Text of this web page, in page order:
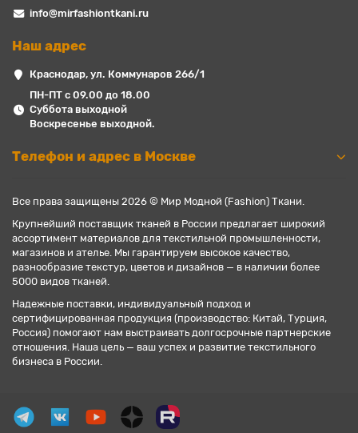
info@mirfashiontkani.ru
Наш адрес
Краснодар, ул. Коммунаров 266/1
ПН-ПТ с 09.00 до 18.00
Суббота выходной
Воскресенье выходной.
Телефон и адрес в Москве
Все права защищены 2026 © Мир Модной (Fashion) Ткани.
Крупнейший поставщик тканей в России предлагает широкий
ассортимент материалов для текстильной промышленности,
магазинов и ателье. Мы гарантируем высокое качество,
разнообразие текстур, цветов и дизайнов — в наличии более
5000 видов тканей.
Надежные поставки, индивидуальный подход и
сертифицированная продукция (производство: Китай, Турция,
Россия) помогают нам выстраивать долгосрочные партнерские
отношения. Наша цель — ваш успех и развитие текстильного
бизнеса в России.